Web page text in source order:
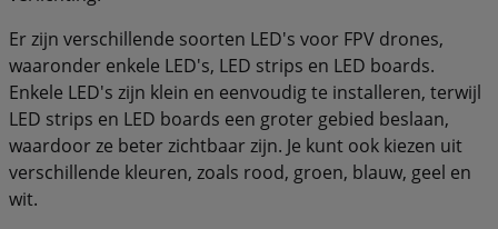
Er zijn verschillende soorten LED's voor FPV drones,
waaronder enkele LED's, LED strips en LED boards.
Enkele LED's zijn klein en eenvoudig te installeren, terwijl
LED strips en LED boards een groter gebied beslaan,
waardoor ze beter zichtbaar zijn. Je kunt ook kiezen uit
verschillende kleuren, zoals rood, groen, blauw, geel en
wit.